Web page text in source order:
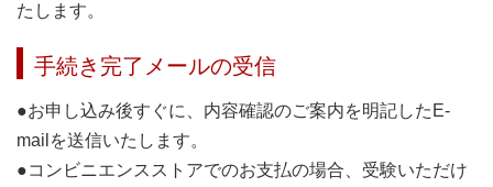
たします。
手続き完了メールの受信
●お申し込み後すぐに、内容確認のご案内を明記したE-
mailを送信いたします。
●コンビニエンスストアでのお支払の場合、受験いただけ